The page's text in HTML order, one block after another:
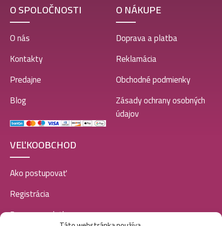
O SPOLOČNOSTI
O nás
Kontakty
Predajne
Blog
O NÁKUPE
Doprava a platba
Reklamácia
Obchodné podmienky
Zásady ochrany osobných
údajov
VEĽKOOBCHOD
Ako postupovať
Registrácia
Doprava a platba